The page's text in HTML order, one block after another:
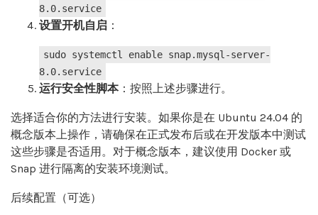
8.0.service
设置开机自启 ‌：
sudo systemctl enable snap.mysql-server-
8.0.service
运行安全性脚本‌：按照上述步骤进行。
选择适合你的方法进行安装。如果你是在 Ubuntu 24.04 的
概念版本上操作，请确保在正式发布后或在开发版本中测试
这些步骤是否适用。对于概念版本，建议使用 Docker 或
Snap 进行隔离的安装环境测试。
后续配置（可选）